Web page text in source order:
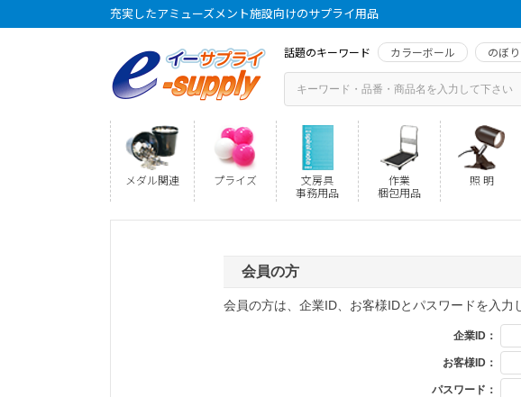
充実したアミューズメント施設向けのサプライ用品
話題のキーワード カラーボール のぼり
メダル関連 プライズ
文房具
事務用品
作業
梱包用品
照 明
会員の方
会員の方は、企業ID、お客様IDとパスワードを入力
企業ID：
お客様ID：
パスワード：